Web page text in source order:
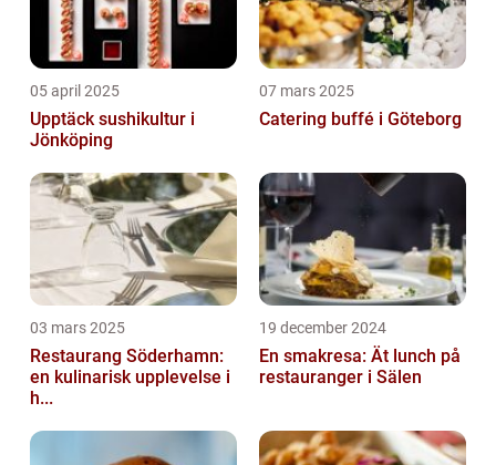
05 april 2025
Upptäck sushikultur i
Jönköping
07 mars 2025
Catering buffé i Göteborg
03 mars 2025
Restaurang Söderhamn:
en kulinarisk upplevelse i
h...
19 december 2024
En smakresa: Ät lunch på
restauranger i Sälen